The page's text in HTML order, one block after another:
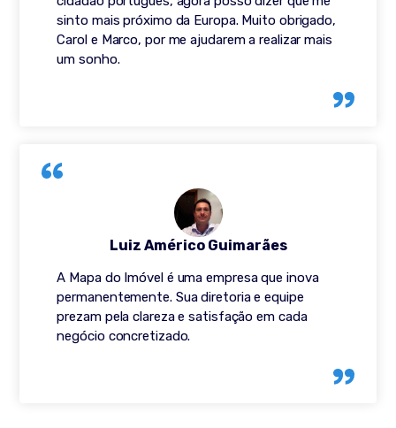
sinto mais próximo da Europa. Muito obrigado,
Carol e Marco, por me ajudarem a realizar mais
um sonho.
A Mapa do Imóvel é uma empresa que inova
permanentemente. Sua diretoria e equipe
prezam pela clareza e satisfação em cada
negócio concretizado.
Luiz Américo Guimarães